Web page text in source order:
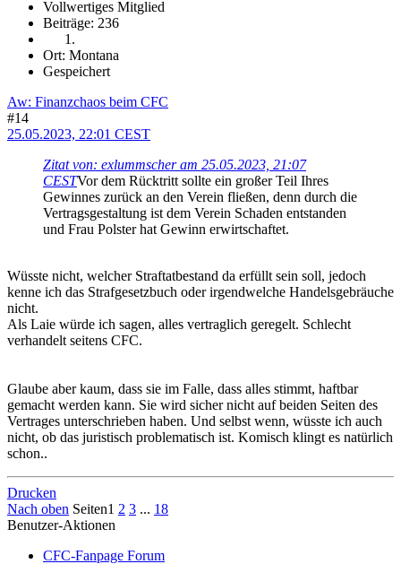
Vollwertiges Mitglied
Beiträge: 236
Ort: Montana
Gespeichert
Aw: Finanzchaos beim CFC
#14
25.05.2023, 22:01 CEST
Zitat von: exlummscher am 25.05.2023, 21:07
CESTVor dem Rücktritt sollte ein großer Teil Ihres
Gewinnes zurück an den Verein fließen, denn durch die
Vertragsgestaltung ist dem Verein Schaden entstanden
und Frau Polster hat Gewinn erwirtschaftet.
Wüsste nicht, welcher Straftatbestand da erfüllt sein soll, jedoch
kenne ich das Strafgesetzbuch oder irgendwelche Handelsgebräuche
nicht.
Als Laie würde ich sagen, alles vertraglich geregelt. Schlecht
verhandelt seitens CFC.
Glaube aber kaum, dass sie im Falle, dass alles stimmt, haftbar
gemacht werden kann. Sie wird sicher nicht auf beiden Seiten des
Vertrages unterschrieben haben. Und selbst wenn, wüsste ich auch
nicht, ob das juristisch problematisch ist. Komisch klingt es natürlich
schon..
Drucken
Nach oben Seiten1 2 3 ... 18
Benutzer-Aktionen
CFC-Fanpage Forum